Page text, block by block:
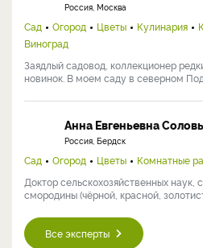
Россия, Москва
Сад Огород Цветы Кулинария
Виноград
Заядлый садовод, коллекционер
новинок. В моем саду в северном
Анна Евгеньевна
Россия, Бердск
Сад Огород Цветы Комнатные
Доктор сельскохозяйственных наук,
смородины (чёрной, красной,
Все эксперты